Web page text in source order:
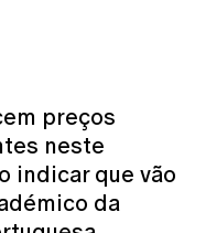
preços
neste
indicar que vão
da